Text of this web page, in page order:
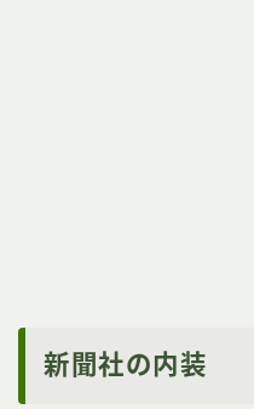
新聞社の内装